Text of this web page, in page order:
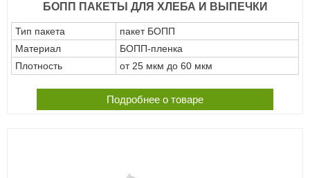
БОПП ПАКЕТЫ ДЛЯ ХЛЕБА И ВЫПЕЧКИ
Тип пакета
пакет БОПП
Материал
БОПП-пленка
Плотность
от 25 мкм до 60 мкм
Подробнее о товаре